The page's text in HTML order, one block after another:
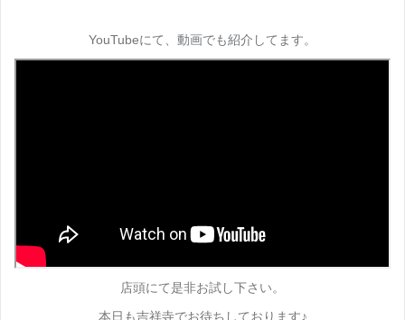
YouTubeにて、動画でも紹介してます。
店頭にて是非お試し下さい。
本日も吉祥寺でお待ちしております♪